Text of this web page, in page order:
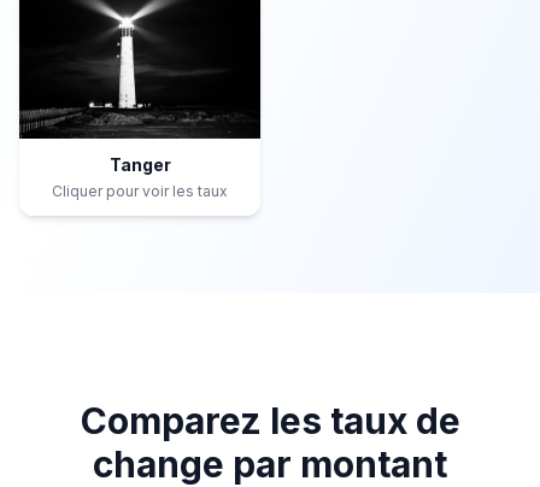
Tanger
Cliquer pour voir les taux
Comparez les taux de
change par montant